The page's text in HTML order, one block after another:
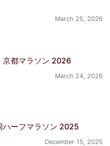
March 25, 2026
京都マラソン 2026
March 24, 2026
ハーフマラソン 2025
December 15, 2025